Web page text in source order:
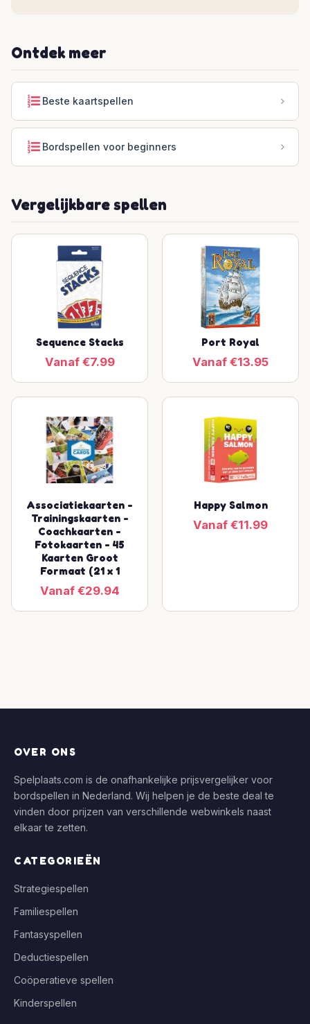
Ontdek meer
Beste kaartspellen
Bordspellen voor beginners
Vergelijkbare spellen
Sequence Stacks
Vanaf €7.99
Port Royal
Vanaf €13.95
Associatiekaarten -
Trainingskaarten -
Coachkaarten -
Fotokaarten - 45
Kaarten Groot
Formaat (21 x 1
Vanaf €29.94
Happy Salmon
Vanaf €11.99
OVER ONS
Spelplaats.com is de onafhankelijke prijsvergelijker voor
bordspellen in Nederland. Wij helpen je de beste deal te
vinden door prijzen van verschillende webwinkels naast
elkaar te zetten.
CATEGORIEËN
Strategiespellen
Familiespellen
Fantasyspellen
Deductiespellen
Coöperatieve spellen
Kinderspellen